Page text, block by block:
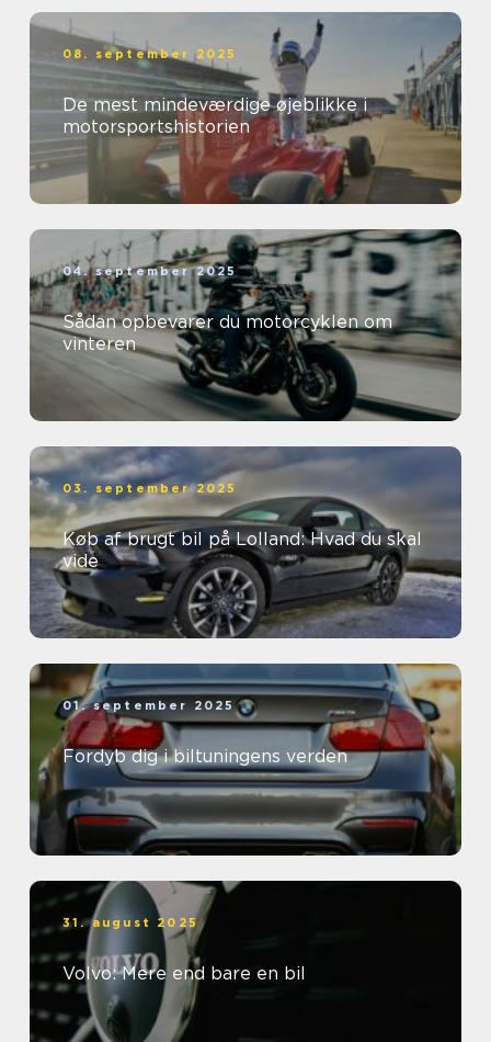
08. september 2025
De mest mindeværdige øjeblikke i
motorsportshistorien
04. september 2025
Sådan opbevarer du motorcyklen om
vinteren
03. september 2025
Køb af brugt bil på Lolland: Hvad du skal
vide
01. september 2025
Fordyb dig i biltuningens verden
31. august 2025
Volvo: Mere end bare en bil